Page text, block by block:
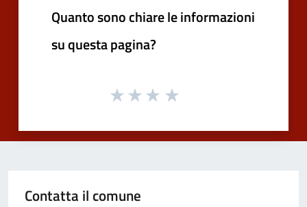
Quanto sono chiare le informazioni
su questa pagina?
Contatta il comune